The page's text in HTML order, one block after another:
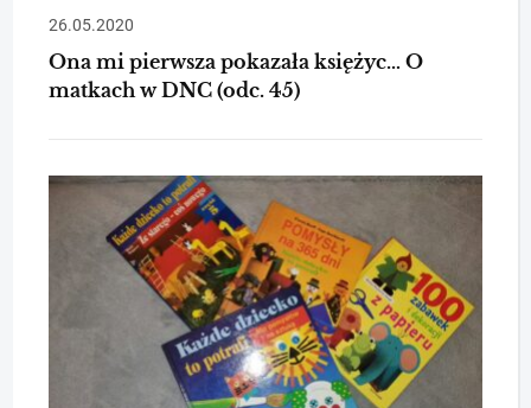
26.05.2020
Ona mi pierwsza pokazała księżyc… O
matkach w DNC (odc. 45)